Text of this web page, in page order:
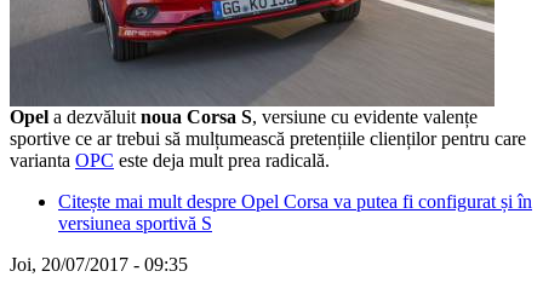
Opel a dezvăluit noua Corsa S, versiune cu evidente valențe
sportive ce ar trebui să mulțumească pretențiile clienților pentru care
varianta OPC este deja mult prea radicală.
Citește mai mult despre Opel Corsa va putea fi configurat și în
versiunea sportivă S
Joi, 20/07/2017 - 09:35